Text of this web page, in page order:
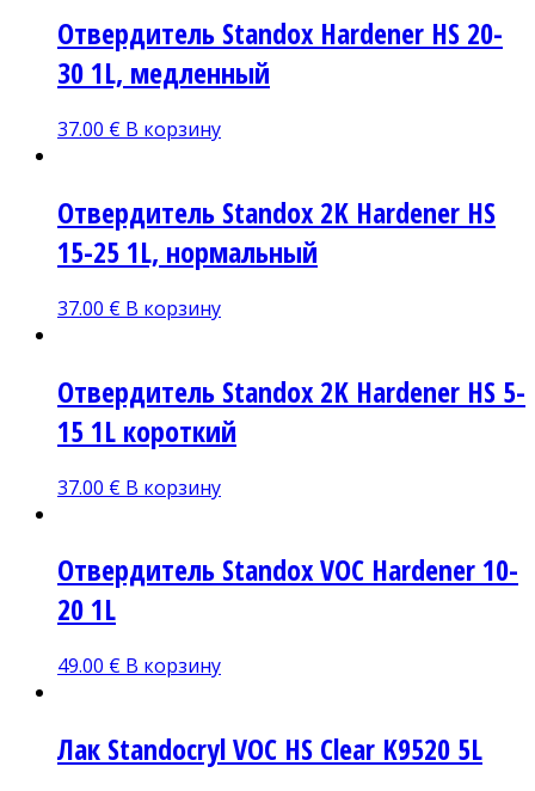
Отвердитель Standox Hardener HS 20-
30 1L, медленный
37.00 € В корзину
Отвердитель Standox 2K Hardener HS
15-25 1L, нормальный
37.00 € В корзину
Отвердитель Standox 2K Hardener HS 5-
15 1L короткий
37.00 € В корзину
Отвердитель Standox VOC Hardener 10-
20 1L
49.00 € В корзину
Лак Standocryl VOC HS Clear K9520 5L